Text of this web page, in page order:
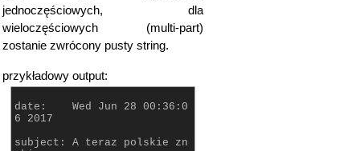
jednoczęściowych, dla
wieloczęściowych (multi-part)
zostanie zwrócony pusty string.
przykładowy output:
date: Wed Jun 28 00:36:0
6 2017
subject: A teraz polskie zn